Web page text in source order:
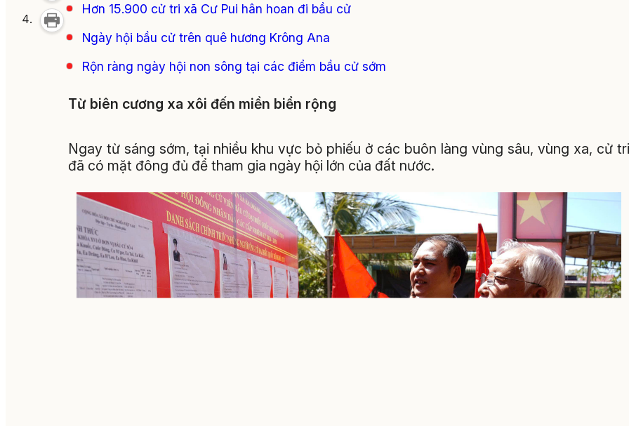
Hơn 15.900 cử tri xã Cư Pui hân hoan đi bầu cử
Ngày hội bầu cử trên quê hương Krông Ana
Rộn ràng ngày hội non sông tại các điểm bầu cử sớm
Từ biên cương xa xôi đến miền biển rộng
Ngay từ sáng sớm, tại nhiều khu vực bỏ phiếu ở các buôn làng vùng sâu, vùng xa, cử tri
đã có mặt đông đủ để tham gia ngày hội lớn của đất nước.